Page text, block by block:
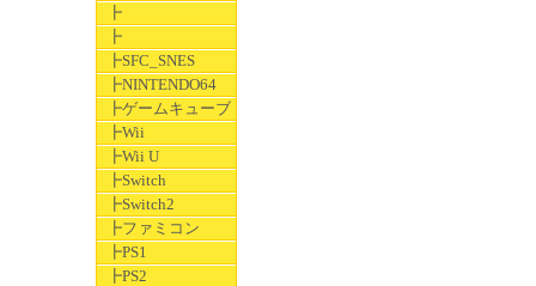
┣
┣
┣SFC_SNES
┣NINTENDO64
┣ゲームキューブ
┣Wii
┣Wii U
┣Switch
┣Switch2
┣ファミコン
┣PS1
┣PS2